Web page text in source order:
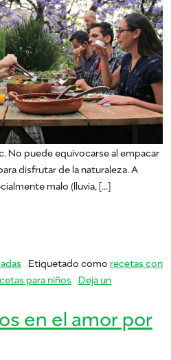
No puede equivocarse al empacar
disfrutar de la naturaleza. A
malo (lluvia, […]
Etiquetado como recetas con
para niños Deja un
en el amor por